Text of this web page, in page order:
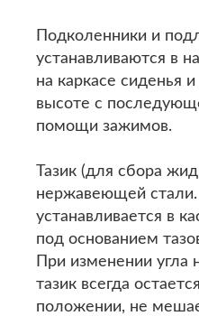
Подколенники и
устанавливаются в
на каркасе сиденья
высоте с
помощи зажимов.
Тазик (для сбора
нержавеющей стали.
устанавливается в
под основанием
При изменении угла
тазик всегда
положении, не